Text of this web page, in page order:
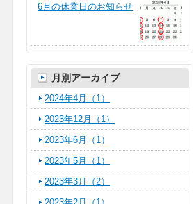
6月の休業日のお知らせ
月別アーカイブ
2024年4月（1）
2023年12月（1）
2023年6月（1）
2023年5月（1）
2023年3月（2）